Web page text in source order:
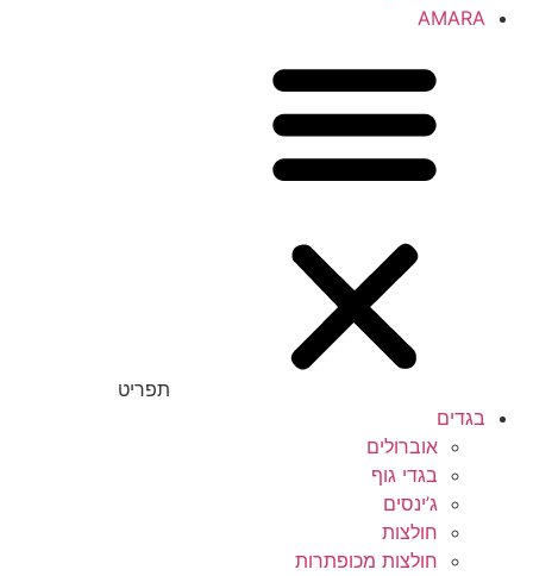
AMARA
תפריט
בגדים
אוברולים
בגדי גוף
ג’ינסים
חולצות
חולצות מכופתרות